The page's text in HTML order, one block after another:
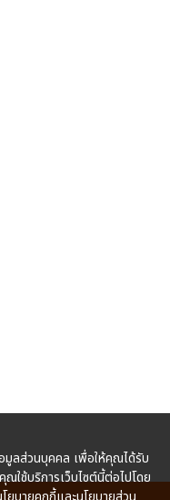
มูลส่วนบุคคล เพื่อให้คุณได้รับ
ใช้บริการเว็บไซต์นี้ต่อไปโดย